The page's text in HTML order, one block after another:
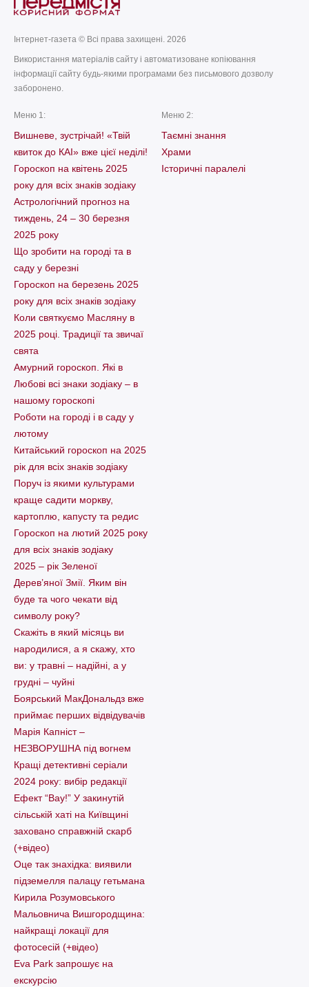
Інтернет-газета © Всі права захищені. 2026
Використання матеріалів сайту і автоматизоване копіювання
інформації сайту будь-якими програмами без письмового дозволу
заборонено.
Меню 1:
Вишневе, зустрічай! «Твій
квиток до КАІ» вже цієї неділі!
Гороскоп на квітень 2025
року для всіх знаків зодіаку
Астрологічний прогноз на
тиждень, 24 – 30 березня
2025 року
Що зробити на городі та в
саду у березні
Гороскоп на березень 2025
року для всіх знаків зодіаку
Коли святкуємо Масляну в
2025 році. Традиції та звичаї
свята
Амурний гороскоп. Які в
Любові всі знаки зодіаку – в
нашому гороскопі
Pоботи на городі і в саду у
лютому
Китайський гороскоп на 2025
рік для всіх знаків зодіаку
Поруч із якими культурами
краще садити моркву,
картоплю, капусту та редис
Гороскоп на лютий 2025 року
для всіх знаків зодіаку
2025 – рік Зеленої
Дерев’яної Змії. Яким він
буде та чого чекати від
символу року?
Скажіть в який місяць ви
народилися, а я скажу, хто
ви: у травні – надійні, а у
грудні – чуйні
Боярський МакДональдз вже
приймає перших відвідувачів
Марія Капніст –
НЕЗВОРУШНА під вогнем
Кращі детективні серіали
2024 року: вибір редакції
Ефект “Вау!” У закинутій
сільській хаті на Київщині
заховано справжній скарб
(+відео)
Оце так знахідка: виявили
підземелля палацу гетьмана
Кирила Розумовського
Мальовнича Вишгородщина:
найкращі локації для
фотосесій (+відео)
Eva Park запрошує на
екскурсію
Меню 2:
Таємні знання
Храми
Історичні паралелі